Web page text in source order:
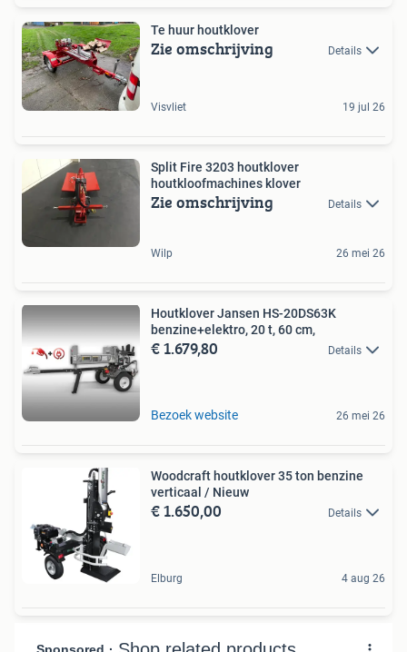
Te huur houtklover
Zie omschrijving Details
Visvliet 19 jul 26
Split Fire 3203 houtklover
houtkloofmachines klover
Zie omschrijving Details
Wilp 26 mei 26
Houtklover Jansen HS-20DS63K
benzine+elektro, 20 t, 60 cm,
€ 1.679,80 Details
Bezoek website 26 mei 26
Woodcraft houtklover 35 ton benzine
verticaal / Nieuw
€ 1.650,00 Details
Elburg 4 aug 26